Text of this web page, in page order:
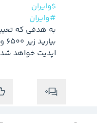
$وایران
#وایران
اپدیت خواهد شد
0